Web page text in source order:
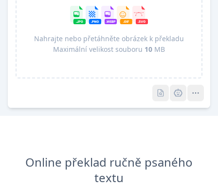
Nahrajte nebo přetáhněte obrázek k překladu
Maximální velikost souboru 10 MB
Online překlad ručně psaného
textu